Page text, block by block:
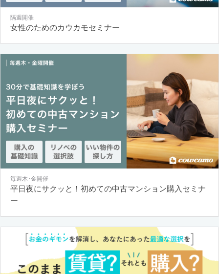
隔週開催
女性のためのカウカモセミナー
毎週木･金開催
平日夜にサクッと！初めての中古マンション購入セミナ
ー